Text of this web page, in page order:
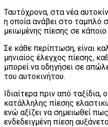
Ταυτόχρονα, στα νέα
η οποία ανάβει στο ταμπλό
μειωμένης πίεσης σε
Σε κάθε περίπτωση, είναι
μηνιαίος έλεγχος πίεσης,
μπορεί να οδηγήσει σε
του αυτοκινήτου.
Ιδιαίτερα πριν από
κατάλληλης πίεσης
ενώ αξίζει να σημειωθεί
ενδεδειγμένη πίεση